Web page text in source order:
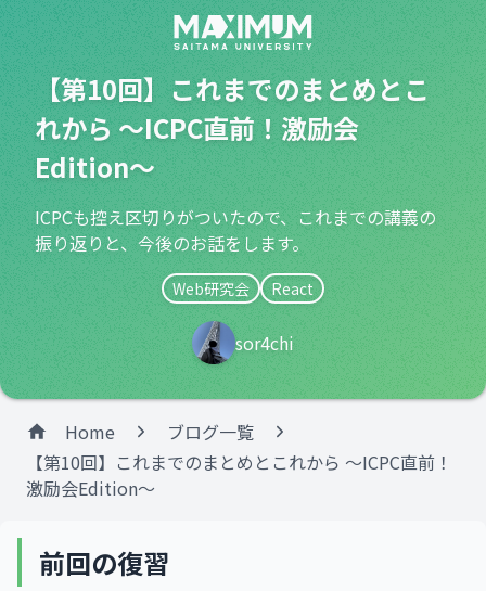
【第10回】これまでのまとめとこ
れから 〜ICPC直前！激励会
Edition〜
ICPCも控え区切りがついたので、これまでの講義の
振り返りと、今後のお話をします。
Web研究会 React
sor4chi
Home
ブログ一覧
【第10回】これまでのまとめとこれから 〜ICPC直前！
激励会Edition〜
前回の復習